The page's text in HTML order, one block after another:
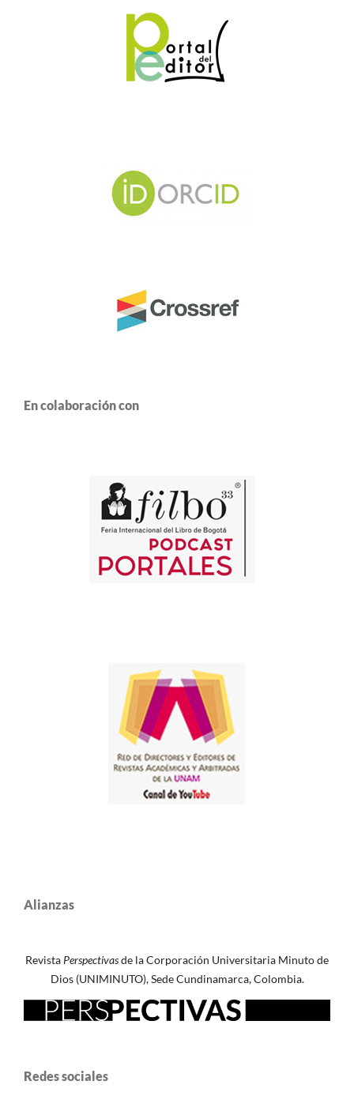
En colaboración con
Alianzas
Revista Perspectivasde la Corporación Universitaria Minuto de
Dios (UNIMINUTO), Sede Cundinamarca, Colombia.
Redes sociales